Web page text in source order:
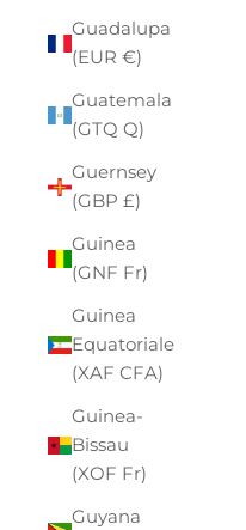
Guadalupa
(EUR €)
Guatemala
(GTQ Q)
Guernsey
(GBP £)
Guinea
(GNF Fr)
Guinea
Equatoriale
(XAF CFA)
Guinea-
Bissau
(XOF Fr)
Guyana